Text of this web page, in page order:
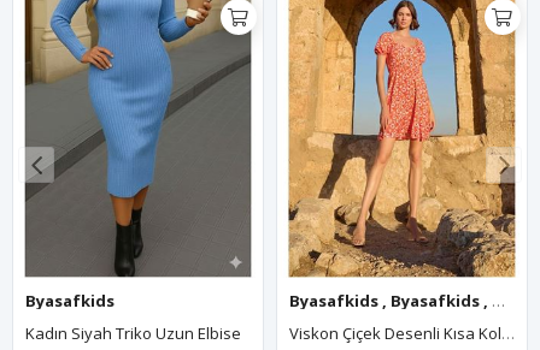
Byasafkids Byasafkids,Byasafkids,Byasafkids
Byasafkids
Kadın Askılı Yuvarlak Yakalı Sırttan Çapraz Sarmal Detaylı Dalgıç Shortlu Kısa Elbise